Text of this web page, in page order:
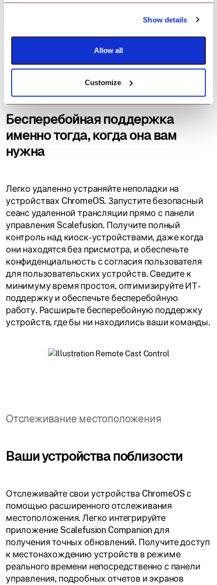
Show details
Allow all
Customize
Удаленная трансляция и управление
Бесперебойная поддержка
именно тогда, когда она вам
нужна
Легко удаленно устраняйте неполадки на
устройствах ChromeOS. Запустите безопасный
сеанс удаленной трансляции прямо с панели
управления Scalefusion. Получите полный
контроль над киоск-устройствами, даже когда
они находятся без присмотра, и обеспечьте
конфиденциальность с согласия пользователя
для пользовательских устройств. Сведите к
минимуму время простоя, оптимизируйте ИТ-
поддержку и обеспечьте бесперебойную
работу. Расширьте бесперебойную поддержку
устройств, где бы ни находились ваши команды.
Отслеживание местоположения
Ваши устройства поблизости
Отслеживайте свои устройства ChromeOS с
помощью расширенного отслеживания
местоположения. Легко интегрируйте
приложение Scalefusion Companion для
получения точных обновлений. Получите доступ
к местонахождению устройств в режиме
реального времени непосредственно с панели
управления, подробных отчетов и экранов